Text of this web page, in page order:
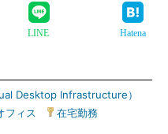
LINE Hatena
Desktop Infrastructure）
フィス 在宅勤務